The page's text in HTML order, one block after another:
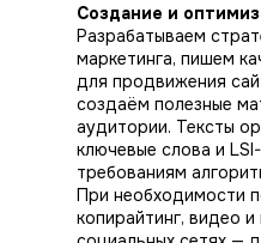
Создание и
Разрабатываем
маркетинга, пишем
для продвижения
создаём полезные
аудитории. Тексты
ключевые слова и
требованиям
При необходимости
копирайтинг, видео и